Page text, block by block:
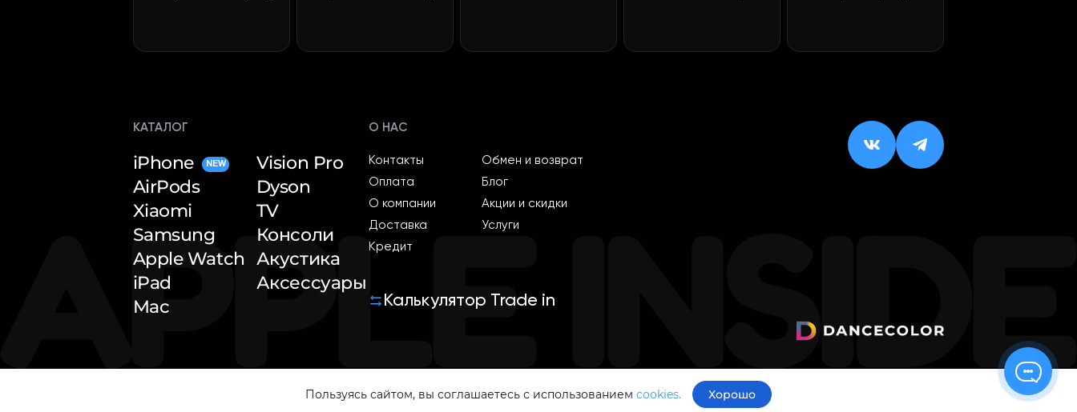
КАТАЛОГ
iPhone NEW
AirPods
Xiaomi
Samsung
Apple Watch
iPad
Mac
Vision Pro
Dyson
TV
Консоли
Акустика
Аксессуары
О НАС
Контакты
Оплата
О компании
Доставка
Кредит
Обмен и возврат
Блог
Акции и скидки
Услуги
Калькулятор Trade in
© 2026 — Apple Inside. All rights reserved. Политика конфиденциальностиОферта
Пользуясь сайтом, вы соглашаетесь с использованием cookies. Хорошо